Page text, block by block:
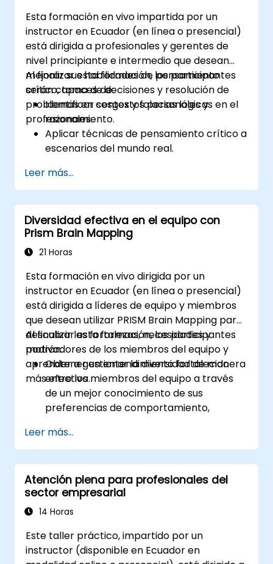
Desarrollar talleres con objetivos claros,
contenido dinámico y métodos de
enseñanza interactivos.
Manejar situaciones de capacitación
desafiantes y aprendices difíciles con
confianza.
Preparar, practicar e impartir sesiones de
capacitación impactantes.
Esta formación en vivo impartida por un
instructor en Ecuador (en línea o presencial)
está dirigida a profesionales y gerentes de
nivel principiante e intermedio que desean
mejorar sus habilidades de pensamiento
crítico, toma de decisiones y resolución de
problemas en contextos personales y
profesionales.
Al finalizar esta formación, los participantes
serán capaces de:
Identificar sesgos y falacias lógicas en el
razonamiento.
Aplicar técnicas de pensamiento crítico a
escenarios del mundo real.
decisiones mediante un análisis
estructurado.
Optimizar las estrategias de resolución de
problemas para situaciones complejas.
Leer más...
Diversidad efectiva en el equipo con
Prism Brain Mapping
21 Horas
Esta formación en vivo dirigida por un
instructor en Ecuador (en línea o presencial)
está dirigida a líderes de equipo y miembros
que desean utilizar PRISM Brain Mapping para
descubrir las fortalezas, necesidades y
motivadores de los miembros del equipo y
aprender a gestionar la diversidad de manera
más efectiva.
Al finalizar esta formación, los participantes
podrán:
Obtener un entendimiento fortalecido
entre los miembros del equipo a través
de un mejor conocimiento de sus
preferencias de comportamiento,
motivadores laborales.
Descubrir las fortalezas del equipo y
cómo utilizarlas para aumentar la
eficiencia en el logro de objetivos.
Encontrar soluciones a los desafíos de
cooperación, permitiendo que el equipo
Aumentar la satisfacción laboral de los
miembros del equipo mediante el análisis
Leer más...
Atención plena para profesionales del
sector empresarial
14 Horas
Este taller práctico, impartido por un
instructor (disponible en Ecuador en